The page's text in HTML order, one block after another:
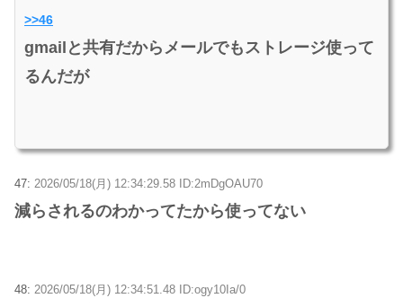
>>46
gmailと共有だからメールでもストレージ使って
るんだが
47: 2026/05/18(月) 12:34:29.58 ID:2mDgOAU70
減らされるのわかってたから使ってない
48: 2026/05/18(月) 12:34:51.48 ID:ogy10Ia/0